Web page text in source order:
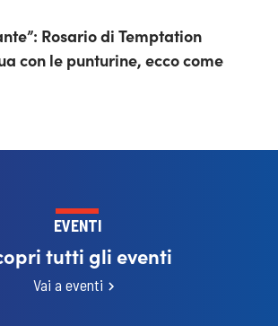
Rosario di Temptation
con le punturine, ecco come
EVENTI
tutti gli eventi
Vai a eventi